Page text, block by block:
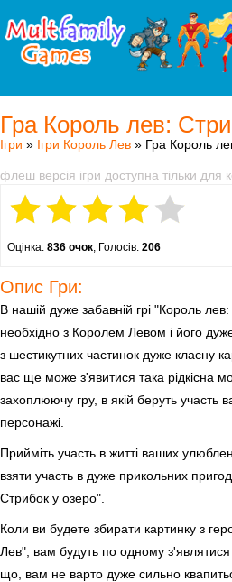
Гра Король лев:
Ігри » Ігри Король Лев » Гра Король
флеш версія ігри доступна тільки для
Оцінка: 836 очок, Голосів: 206
Опис Гри:
В нашій дуже забавній грі "Король
необхідно з Королем Левом і його
з шестикутних частинок дуже класну
вас ще може з'явитися така рідкісна
захоплюючу гру, в якій беруть участь
персонажі.
Прийміть участь в житті ваших
взяти участь в дуже прикольних
Стрибок у озеро".
Коли ви будете збирати картинку з
Лев", вам будуть по одному
що, вам не варто дуже сильно